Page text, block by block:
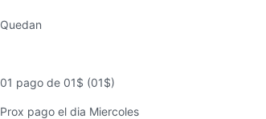
Quedan
01 pago de 01$ (01$)
Prox pago el dia Miercoles